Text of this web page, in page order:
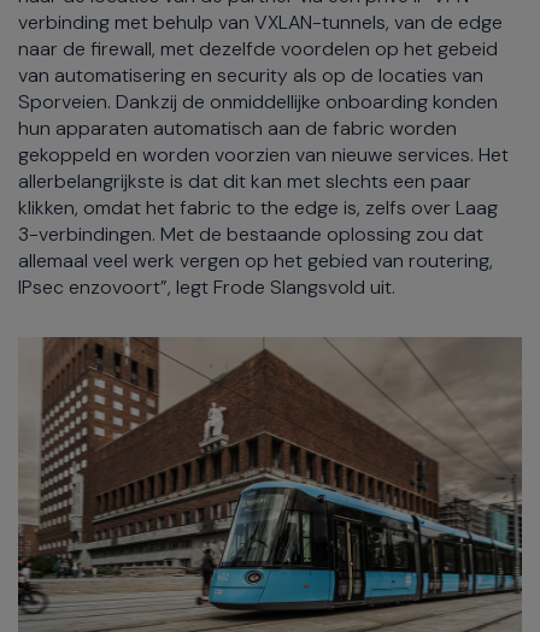
verbinding met behulp van VXLAN-tunnels, van de edge
naar de firewall, met dezelfde voordelen op het gebeid
van automatisering en security als op de locaties van
Sporveien. Dankzij de onmiddellijke onboarding konden
hun apparaten automatisch aan de fabric worden
gekoppeld en worden voorzien van nieuwe services. Het
allerbelangrijkste is dat dit kan met slechts een paar
klikken, omdat het fabric to the edge is, zelfs over Laag
3-verbindingen. Met de bestaande oplossing zou dat
allemaal veel werk vergen op het gebied van routering,
IPsec enzovoort”, legt Frode Slangsvold uit.